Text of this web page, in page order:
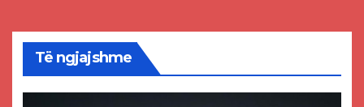
Të ngjajshme